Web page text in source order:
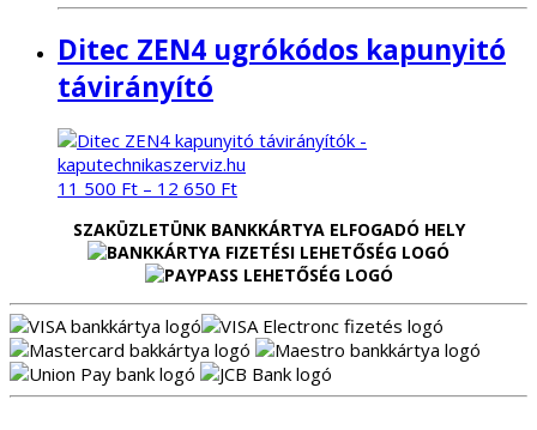
Ditec ZEN4 ugrókódos kapunyitó
távirányító
11 500 Ft – 12 650 Ft
SZAKÜZLETÜNK BANKKÁRTYA ELFOGADÓ HELY